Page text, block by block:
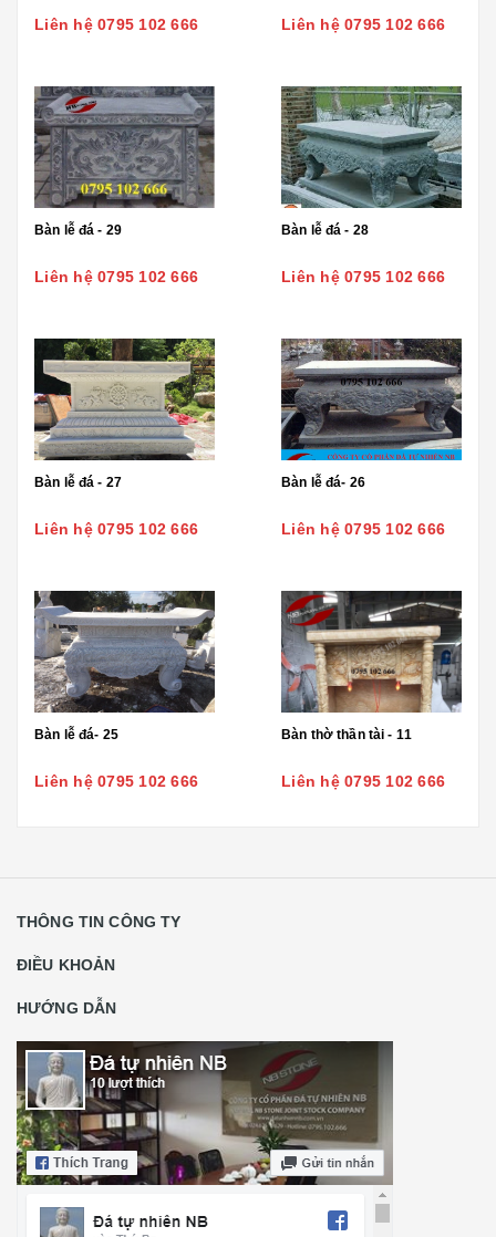
Liên hệ 0795 102 666 Liên hệ 0795 102 666
Bàn lễ đá - 29
Liên hệ 0795 102 666
Bàn lễ đá - 28
Liên hệ 0795 102 666
Bàn lễ đá - 27
Liên hệ 0795 102 666
Bàn lễ đá- 26
Liên hệ 0795 102 666
Bàn lễ đá- 25
Liên hệ 0795 102 666
Bàn thờ thần tài - 11
Liên hệ 0795 102 666
THÔNG TIN CÔNG TY
ĐIỀU KHOẢN
HƯỚNG DẪN